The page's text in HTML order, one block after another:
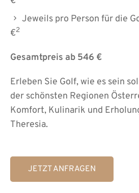
Jeweils pro Person für die
€2
Gesamtpreis ab 546 €
Erleben Sie Golf, wie es sein
der schönsten Regionen
Komfort, Kulinarik und
Theresia.
JETZT ANFRAGEN